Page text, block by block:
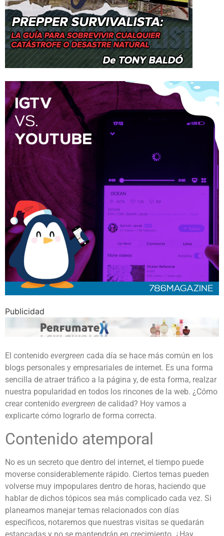
Publicidad
El contenido evergreen cada día se hace más común en los
blogs personales y empresariales de internet. Es una forma
sencilla de atraer tráfico a la página y, de esta forma, realzar
nuestra popularidad en todos los rincones de la web. ¿Cómo
crear contenido evergreen de calidad? Hoy vamos a
explicarte cómo lograrlo de forma correcta.
Contenido atemporal
No es un secreto que dentro del internet, el tiempo puede
moverse considerablemente rápido. Ciertos temas pueden
volverse muy impopulares dentro de horas, haciendo que
hablar de dichos tópicos sea más complicado cada vez. Si
planeamos manejar temas relacionados con días
específicos, notaremos que nuestras visitas se quedarán